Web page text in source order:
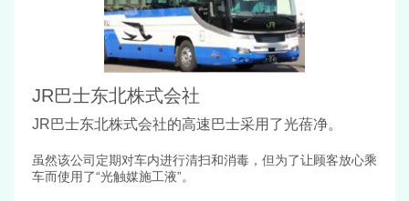
JR巴士东北株式会社
JR巴士东北株式会社的高速巴士采用了光蓓净。
虽然该公司定期对车内进行清扫和消毒，但为了让顾客放心乘
车而使用了“光触媒施工液”。